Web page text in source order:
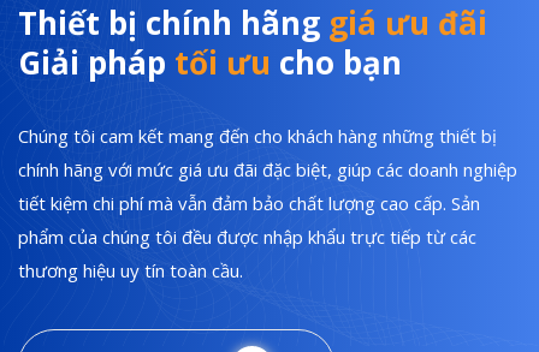
Thiết bị chính hãng giá ưu đãi
Giải pháp tối ưu cho bạn
Chúng tôi cam kết mang đến cho khách hàng những thiết bị
chính hãng với mức giá ưu đãi đặc biệt, giúp các doanh nghiệp
tiết kiệm chi phí mà vẫn đảm bảo chất lượng cao cấp. Sản
phẩm của chúng tôi đều được nhập khẩu trực tiếp từ các
thương hiệu uy tín toàn cầu.